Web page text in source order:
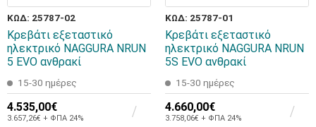
ΚΩΔ: 25787-02
Κρεβάτι εξεταστικό
ηλεκτρικό NAGGURA NRUN
5 EVO ανθρακί
15-30 ημέρες
4.535,00€
3.657,26€ + ΦΠΑ 24%
ΚΩΔ: 25787-01
Κρεβάτι εξεταστικό
ηλεκτρικό NAGGURA NRUN
5S EVO ανθρακί
15-30 ημέρες
4.660,00€
3.758,06€ + ΦΠΑ 24%